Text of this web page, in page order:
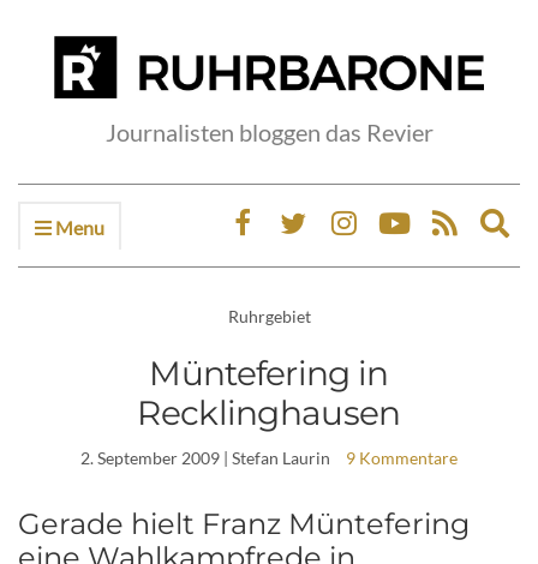
Journalisten bloggen das Revier
Menu
Ruhrgebiet
Müntefering in
Recklinghausen
2. September 2009 | Stefan Laurin 9 Kommentare
Gerade hielt Franz Müntefering